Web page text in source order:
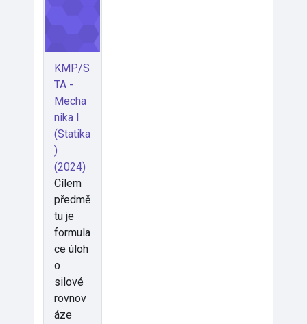
KMP/S
TA -
Mecha
nika I
(Statika
)
(2024)
Cílem
předmě
tu je
formula
ce úloh
o
silové
rovnov
áze